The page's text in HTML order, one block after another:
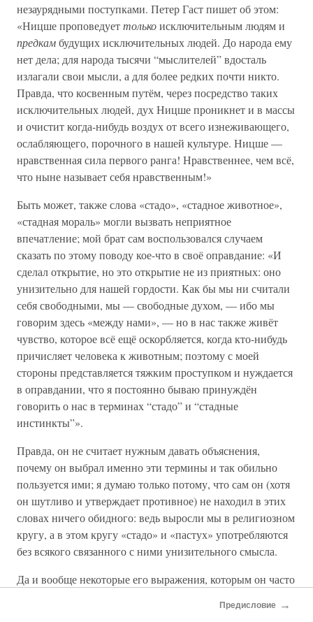
незаурядными поступками. Петер Гаст пишет об этом:
«Ницше проповедуеттолькоисключительным людям и
предкамбудущих исключительных людей. До народа ему
нет дела; для народа тысячи “мыслителей” вдосталь
излагали свои мысли, а для более редких почти никто.
Правда, что косвенным путём, через посредство таких
исключительных людей, дух Ницше проникнет и в массы
и очистит когда-нибудь воздух от всего изнеживающего,
ослабляющего, порочного в нашей культуре. Ницше —
нравственная сила первого ранга! Нравственнее, чем всё,
что ныне называет себя нравственным!»
Быть может, также слова «стадо», «стадное животное»,
«стадная мораль» могли вызвать неприятное
впечатление; мой брат сам воспользовался случаем
сказать по этому поводу кое-что в своё оправдание: «И
сделал открытие, но это открытие не из приятных: оно
унизительно для нашей гордости. Как бы мы ни считали
себя свободными, мы — свободные духом, — ибо мы
говорим здесь «между нами», — но в нас также живёт
чувство, которое всё ещё оскорбляется, когда кто-нибудь
причисляет человека к животным; поэтому с моей
стороны представляется тяжким проступком и нуждается
в оправдании, что я постоянно бываю принуждён
говорить о нас в терминах “стадо” и “стадные
инстинкты”».
Правда, он не считает нужным давать объяснения,
почему он выбрал именно эти термины и так обильно
пользуется ими; я думаю только потому, что сам он (хотя
он шутливо и утверждает противное) не находил в этих
словах ничего обидного: ведь выросли мы в религиозном
кругу, а в этом кругу «стадо» и «пастух» употребляются
без всякого связанного с ними унизительного смысла.
Да и вообще некоторые его выражения, которым он часто
вызывали недоразумения, как, например, «злоба» и
Предисловие →